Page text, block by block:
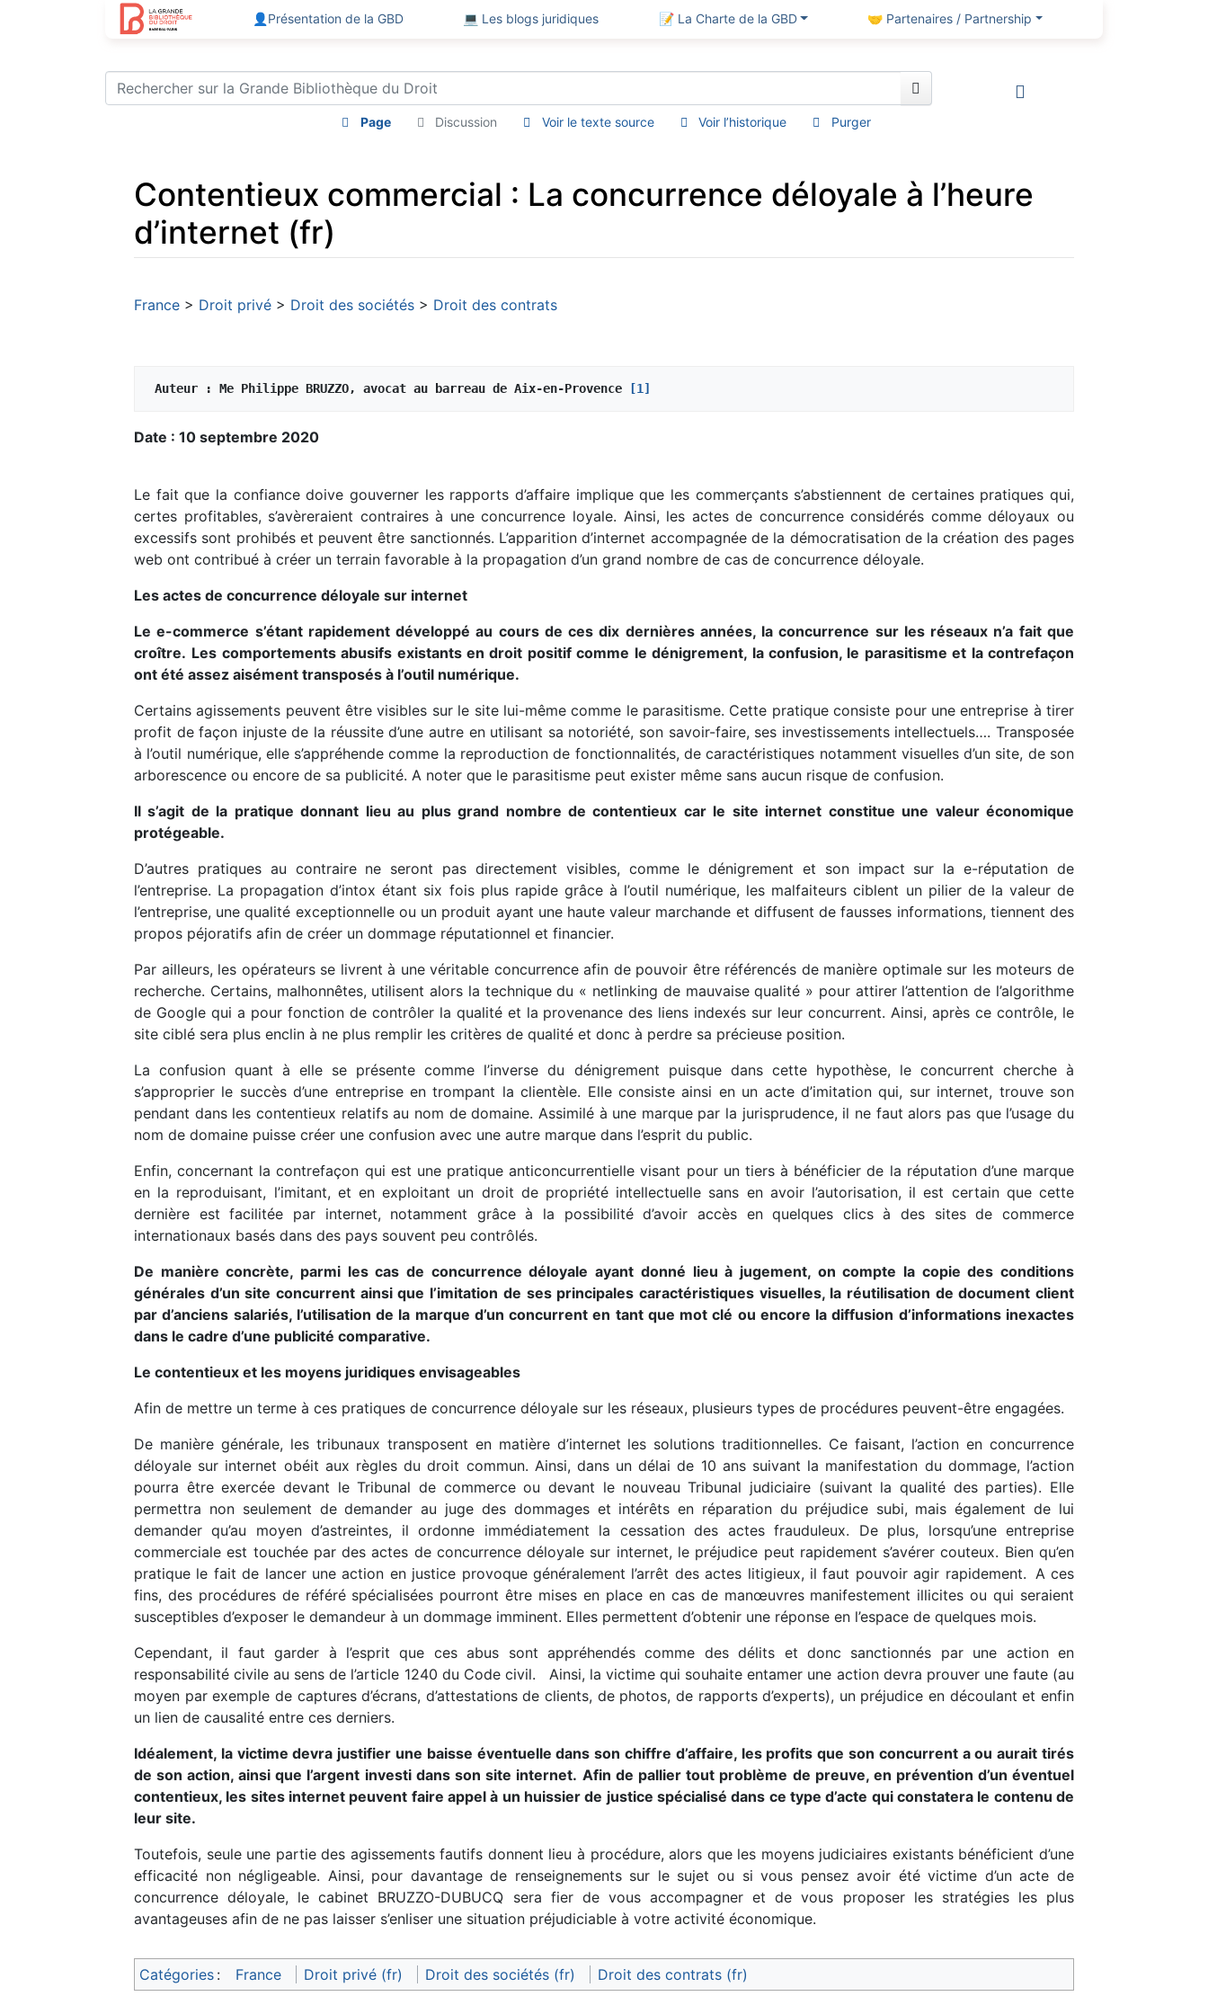
👤Présentation de la GBD 💻 Les blogs juridiques 📝 La Charte de la GBD 🤝 Partenaires / Partnership
Page Discussion Voir le texte source Voir l’historique Purger
Contentieux commercial : La concurrence déloyale à l’heure
d’internet (fr)
France > Droit privé > Droit des sociétés > Droit des contrats
Auteur : Me Philippe BRUZZO, avocat au barreau de Aix-en-Provence [1]
Date : 10 septembre 2020
Le fait que la confiance doive gouverner les rapports d’affaire implique que les commerçants s’abstiennent de certaines pratiques qui,
certes profitables, s’avèreraient contraires à une concurrence loyale. Ainsi, les actes de concurrence considérés comme déloyaux ou
excessifs sont prohibés et peuvent être sanctionnés. L’apparition d’internet accompagnée de la démocratisation de la création des pages
web ont contribué à créer un terrain favorable à la propagation d’un grand nombre de cas de concurrence déloyale.
Les actes de concurrence déloyale sur internet
Le e-commerce s’étant rapidement développé au cours de ces dix dernières années, la concurrence sur les réseaux n’a fait que
croître. Les comportements abusifs existants en droit positif comme le dénigrement, la confusion, le parasitisme et la contrefaçon
ont été assez aisément transposés à l’outil numérique.
Certains agissements peuvent être visibles sur le site lui-même comme le parasitisme. Cette pratique consiste pour une entreprise à tirer
profit de façon injuste de la réussite d’une autre en utilisant sa notoriété, son savoir-faire, ses investissements intellectuels…. Transposée
à l’outil numérique, elle s’appréhende comme la reproduction de fonctionnalités, de caractéristiques notamment visuelles d’un site, de son
arborescence ou encore de sa publicité. A noter que le parasitisme peut exister même sans aucun risque de confusion.
Il s’agit de la pratique donnant lieu au plus grand nombre de contentieux car le site internet constitue une valeur économique
protégeable.
D’autres pratiques au contraire ne seront pas directement visibles, comme le dénigrement et son impact sur la e-réputation de
l’entreprise. La propagation d’intox étant six fois plus rapide grâce à l’outil numérique, les malfaiteurs ciblent un pilier de la valeur de
l’entreprise, une qualité exceptionnelle ou un produit ayant une haute valeur marchande et diffusent de fausses informations, tiennent des
propos péjoratifs afin de créer un dommage réputationnel et financier.
Par ailleurs, les opérateurs se livrent à une véritable concurrence afin de pouvoir être référencés de manière optimale sur les moteurs de
recherche. Certains, malhonnêtes, utilisent alors la technique du « netlinking de mauvaise qualité » pour attirer l’attention de l’algorithme
de Google qui a pour fonction de contrôler la qualité et la provenance des liens indexés sur leur concurrent. Ainsi, après ce contrôle, le
site ciblé sera plus enclin à ne plus remplir les critères de qualité et donc à perdre sa précieuse position.
La confusion quant à elle se présente comme l’inverse du dénigrement puisque dans cette hypothèse, le concurrent cherche à
s’approprier le succès d’une entreprise en trompant la clientèle. Elle consiste ainsi en un acte d’imitation qui, sur internet, trouve son
pendant dans les contentieux relatifs au nom de domaine. Assimilé à une marque par la jurisprudence, il ne faut alors pas que l’usage du
nom de domaine puisse créer une confusion avec une autre marque dans l’esprit du public.
Enfin, concernant la contrefaçon qui est une pratique anticoncurrentielle visant pour un tiers à bénéficier de la réputation d’une marque
en la reproduisant, l’imitant, et en exploitant un droit de propriété intellectuelle sans en avoir l’autorisation, il est certain que cette
dernière est facilitée par internet, notamment grâce à la possibilité d’avoir accès en quelques clics à des sites de commerce
internationaux basés dans des pays souvent peu contrôlés.
De manière concrète, parmi les cas de concurrence déloyale ayant donné lieu à jugement, on compte la copie des conditions
générales d’un site concurrent ainsi que l’imitation de ses principales caractéristiques visuelles, la réutilisation de document client
par d’anciens salariés, l’utilisation de la marque d’un concurrent en tant que mot clé ou encore la diffusion d’informations inexactes
dans le cadre d’une publicité comparative.
Le contentieux et les moyens juridiques envisageables
Afin de mettre un terme à ces pratiques de concurrence déloyale sur les réseaux, plusieurs types de procédures peuvent-être engagées.
De manière générale, les tribunaux transposent en matière d’internet les solutions traditionnelles. Ce faisant, l’action en concurrence
déloyale sur internet obéit aux règles du droit commun. Ainsi, dans un délai de 10 ans suivant la manifestation du dommage, l’action
pourra être exercée devant le Tribunal de commerce ou devant le nouveau Tribunal judiciaire (suivant la qualité des parties). Elle
permettra non seulement de demander au juge des dommages et intérêts en réparation du préjudice subi, mais également de lui
demander qu’au moyen d’astreintes, il ordonne immédiatement la cessation des actes frauduleux. De plus, lorsqu’une entreprise
commerciale est touchée par des actes de concurrence déloyale sur internet, le préjudice peut rapidement s’avérer couteux. Bien qu’en
pratique le fait de lancer une action en justice provoque généralement l’arrêt des actes litigieux, il faut pouvoir agir rapidement. A ces
fins, des procédures de référé spécialisées pourront être mises en place en cas de manœuvres manifestement illicites ou qui seraient
susceptibles d’exposer le demandeur à un dommage imminent. Elles permettent d’obtenir une réponse en l’espace de quelques mois.
Cependant, il faut garder à l’esprit que ces abus sont appréhendés comme des délits et donc sanctionnés par une action en
responsabilité civile au sens de l’article 1240 du Code civil. Ainsi, la victime qui souhaite entamer une action devra prouver une faute (au
moyen par exemple de captures d’écrans, d’attestations de clients, de photos, de rapports d’experts), un préjudice en découlant et enfin
un lien de causalité entre ces derniers.
Idéalement, la victime devra justifier une baisse éventuelle dans son chiffre d’affaire, les profits que son concurrent a ou aurait tirés
de son action, ainsi que l’argent investi dans son site internet. Afin de pallier tout problème de preuve, en prévention d’un éventuel
contentieux, les sites internet peuvent faire appel à un huissier de justice spécialisé dans ce type d’acte qui constatera le contenu de
leur site.
Toutefois, seule une partie des agissements fautifs donnent lieu à procédure, alors que les moyens judiciaires existants bénéficient d’une
efficacité non négligeable. Ainsi, pour davantage de renseignements sur le sujet ou si vous pensez avoir été victime d’un acte de
concurrence déloyale, le cabinet BRUZZO-DUBUCQ sera fier de vous accompagner et de vous proposer les stratégies les plus
avantageuses afin de ne pas laisser s’enliser une situation préjudiciable à votre activité économique.
Catégories : France Droit privé (fr) Droit des sociétés (fr) Droit des contrats (fr)